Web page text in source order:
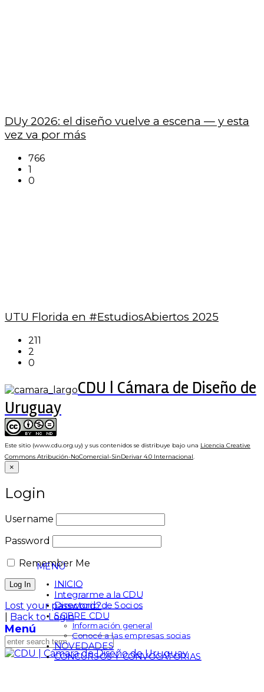
DUy 2026: el diseño vuelve a escena — y esta
vez va por más
766
1
0
UTU Florida en #EstudiosAbiertos 2025
211
2
0
CDU | Cámara de Diseño de
Uruguay
Este sitio (www.cdu.org.uy) y sus contenidos se distribuye bajo una Licencia Creative
Commons Atribución-NoComercial-SinDerivar 4.0 Internacional
×
Login
Username
Password
Remember Me
Lost your password?
Back to Login
Menú
MENÚ
INICIO
Integrarme a la CDU
Directorio de Socios
SOBRE CDU
Información general
Conocé a las empresas socias
NOVEDADES
CONCURSOS Y CONVOCATORIAS